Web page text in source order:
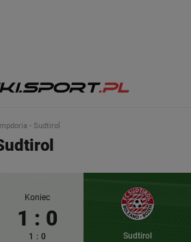
- Sudtirol
Koniec
1 : 0
1 : 0 Sudtirol